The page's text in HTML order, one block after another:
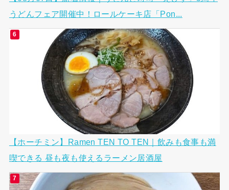
うどんフェア開催中！ロールケーキ店「Pon...
【ホーチミン】Ramen TEN TO TEN｜飲みも食事も満
喫できる 昼も夜も使えるラーメン居酒屋